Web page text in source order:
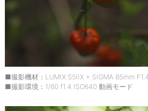
■撮影機材：LUMIX S5IIX + SIGMA 85mm
■撮影環境：1/60 f1.4 ISO640 動画モード